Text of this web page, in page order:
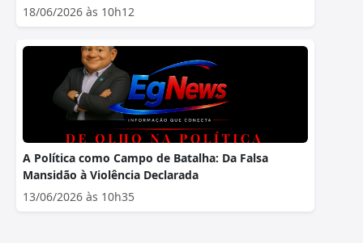
18/06/2026 às 10h12
A Política como Campo de Batalha: Da Falsa
Mansidão à Violência Declarada
13/06/2026 às 10h35